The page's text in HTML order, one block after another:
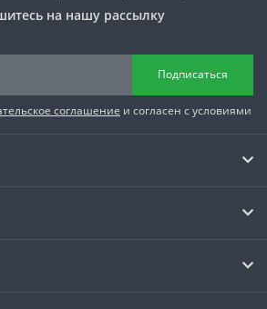
на нашу рассылку
Подписаться
соглашение и согласен с условиями